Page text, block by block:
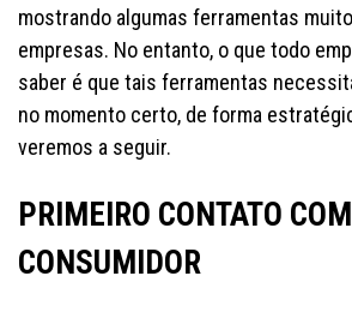
mostrando algumas ferramentas
empresas. No entanto, o que todo
saber é que tais ferramentas
no momento certo, de forma
veremos a seguir.
PRIMEIRO CONTATO
CONSUMIDOR